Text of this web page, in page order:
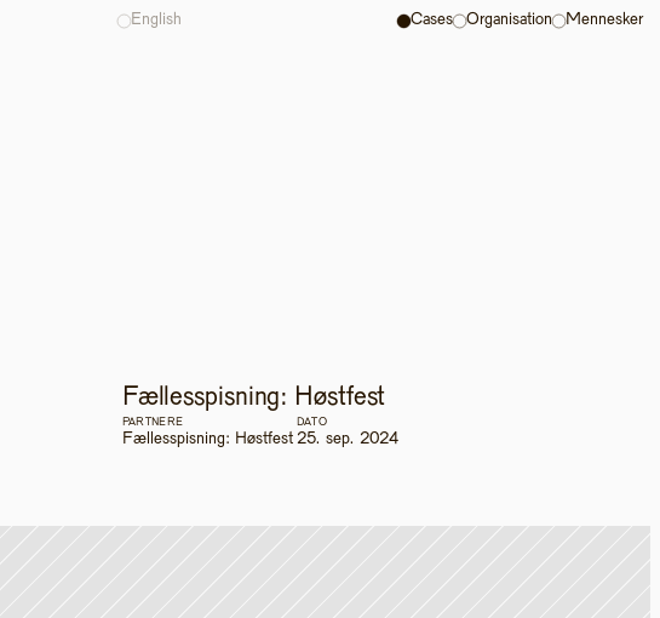
Fællesspisning: Høstfest
PARTNERE
Fællesspisning: Høstfest
DATO
25. sep. 2024
English Cases Organisation Mennesker